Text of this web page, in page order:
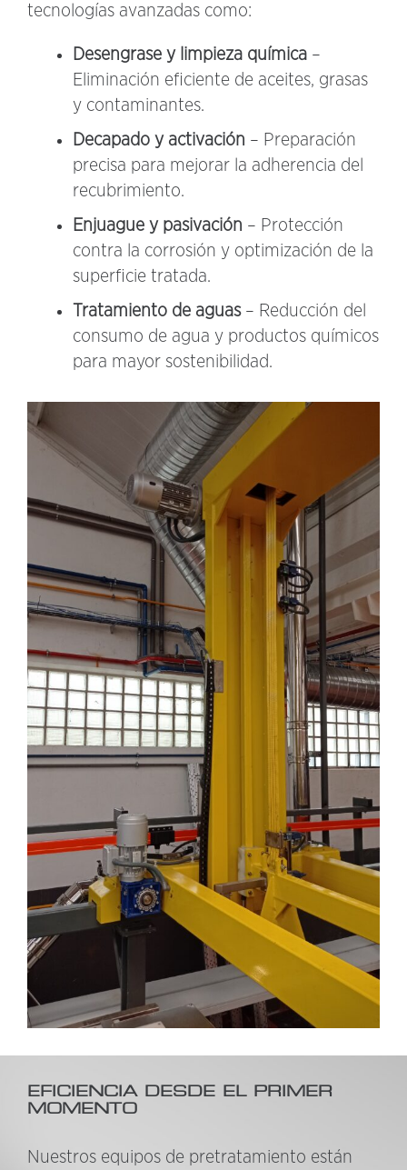
tecnologías avanzadas como:
Desengrase y limpieza química –
Eliminación eficiente de aceites, grasas
y contaminantes.
Decapado y activación – Preparación
precisa para mejorar la adherencia del
recubrimiento.
Enjuague y pasivación – Protección
contra la corrosión y optimización de la
superficie tratada.
Tratamiento de aguas– Reducción del
consumo de agua y productos químicos
para mayor sostenibilidad.
EFICIENCIA DESDE EL PRIMER
MOMENTO
Nuestros equipos de pretratamiento están